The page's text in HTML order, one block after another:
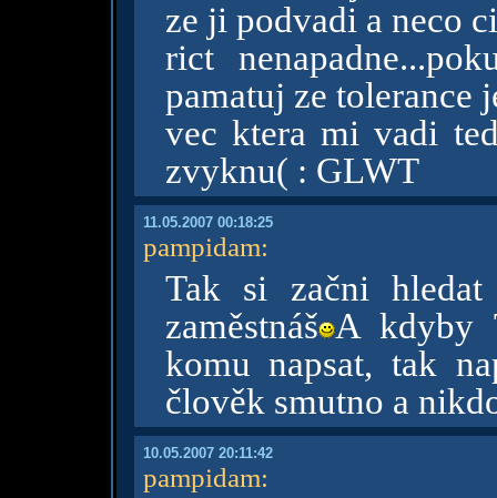
ze ji podvadi a neco
rict
pamatuj ze tolerance
vec ktera mi vadi
zvyknu( : GLWT
11.05.2007 00:18:25
pampidam:
Tak si začni hledat
zaměstnáš A kdyby
komu napsat, tak
člověk smutno a
10.05.2007 20:11:42
pampidam: